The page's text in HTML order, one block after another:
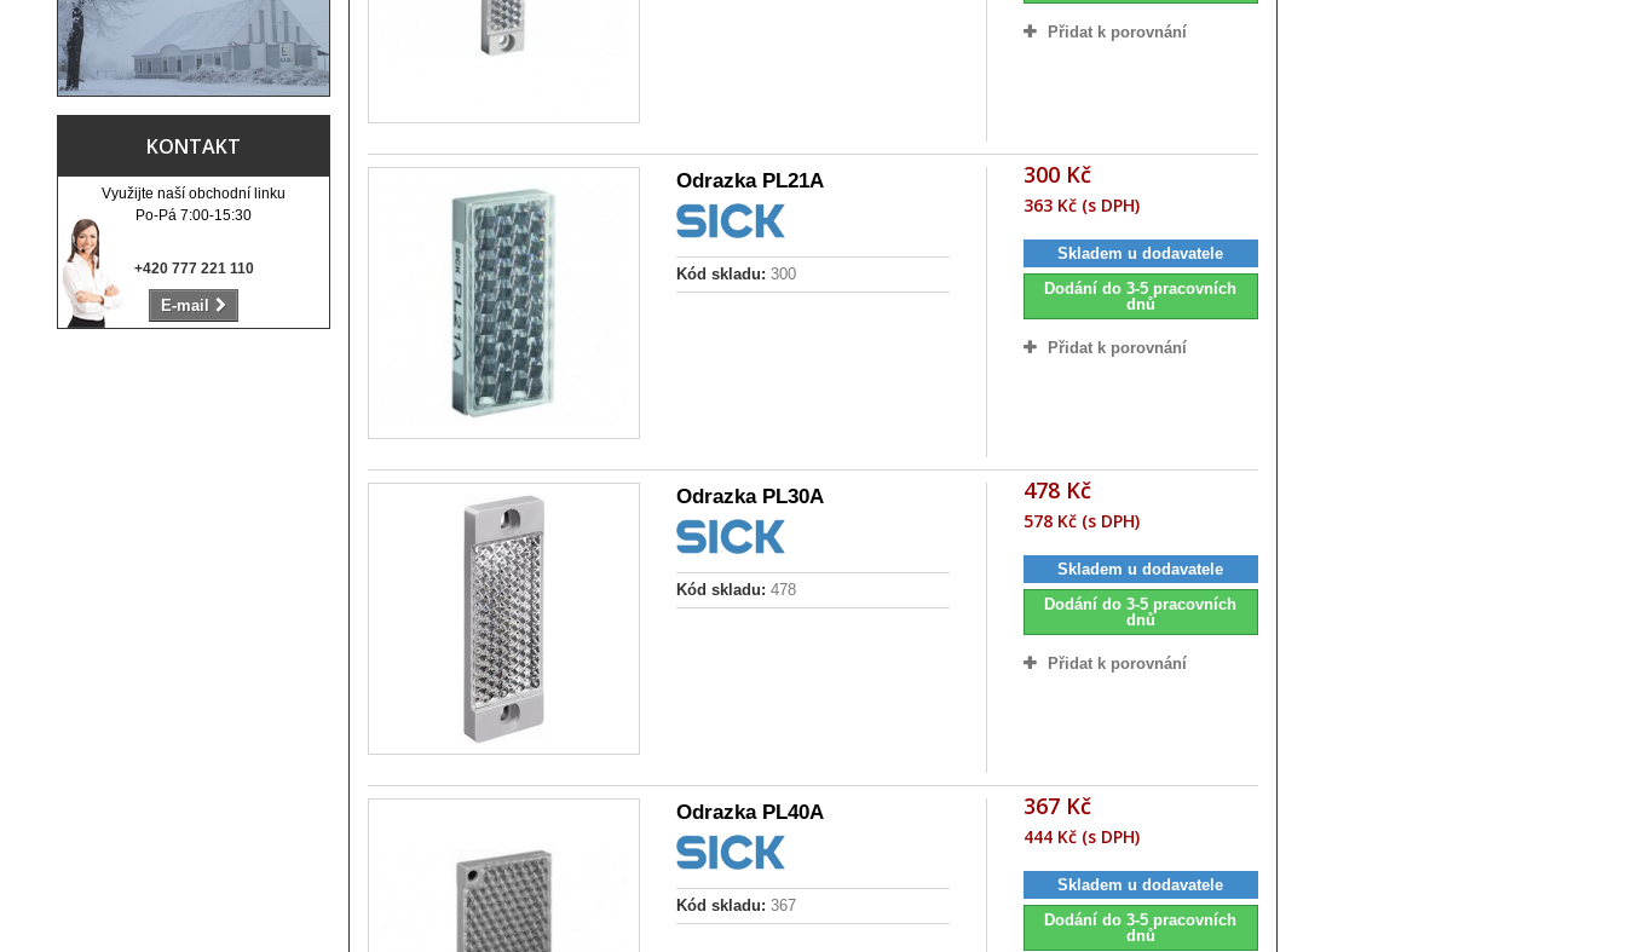
KONTAKT
Využijte naší obchodní linku
Po-Pá 7:00-15:30
+420 777 221 110
E-mail
Přidat k porovnání
Odrazka PL21A
Kód skladu: 300
300 Kč
363 Kč (s DPH)
Skladem u dodavatele
Dodání do 3-5 pracovních
dnů
Přidat k porovnání
Odrazka PL30A
Kód skladu: 478
478 Kč
578 Kč (s DPH)
Skladem u dodavatele
Dodání do 3-5 pracovních
dnů
Přidat k porovnání
Odrazka PL40A
Kód skladu: 367
367 Kč
444 Kč (s DPH)
Skladem u dodavatele
Dodání do 3-5 pracovních
dnů